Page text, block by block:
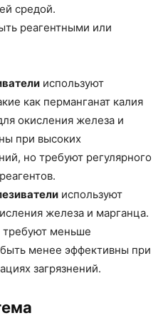
средой.
реагентными или
используют
как перманганат калия
окисления железа и
при высоких
но требуют регулярного
используют
железа и марганца.
требуют меньше
менее эффективны при
загрязнений.